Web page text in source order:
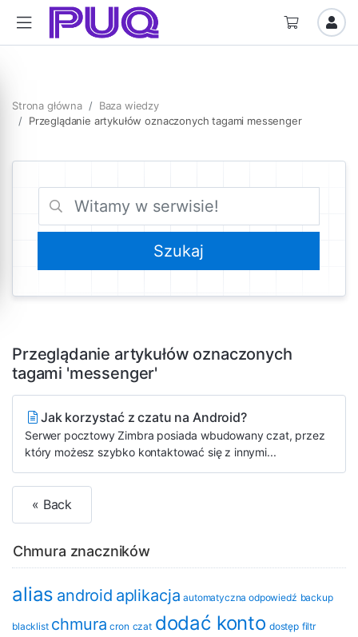
Strona główna
Baza wiedzy
Przeglądanie artykułów oznaczonych tagami messenger
Przeglądanie artykułów oznaczonych
tagami 'messenger'
Jak korzystać z czatu na Android?
Serwer pocztowy Zimbra posiada wbudowany czat, przez
który możesz szybko kontaktować się z innymi...
« Back
Chmura znaczników
alias android aplikacja automatyczna odpowiedź backup
blacklist chmura cron czat dodać konto dostęp filtr